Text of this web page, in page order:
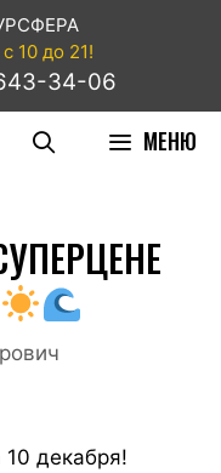
10 до 21!
34-06
МЕНЮ
декабря!